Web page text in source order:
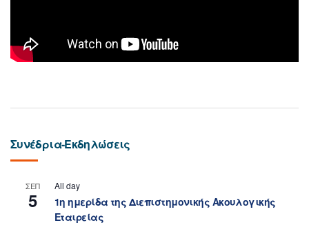
Συνέδρια-Εκδηλώσεις
ΣΕΠ
5
All day
1η ημερίδα της Διεπιστημονικής Ακουλογικής
Εταιρείας